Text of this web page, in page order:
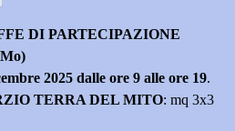
DI PARTECIPAZIONE
2025 dalle ore 9 alle ore 19.
TERRA DEL MITO: mq 3x3